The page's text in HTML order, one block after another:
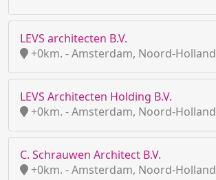
LEVS architecten B.V.
+0km. - Amsterdam, Noord-Holland
LEVS Architecten Holding B.V.
+0km. - Amsterdam, Noord-Holland
C. Schrauwen Architect B.V.
+0km. - Amsterdam, Noord-Holland